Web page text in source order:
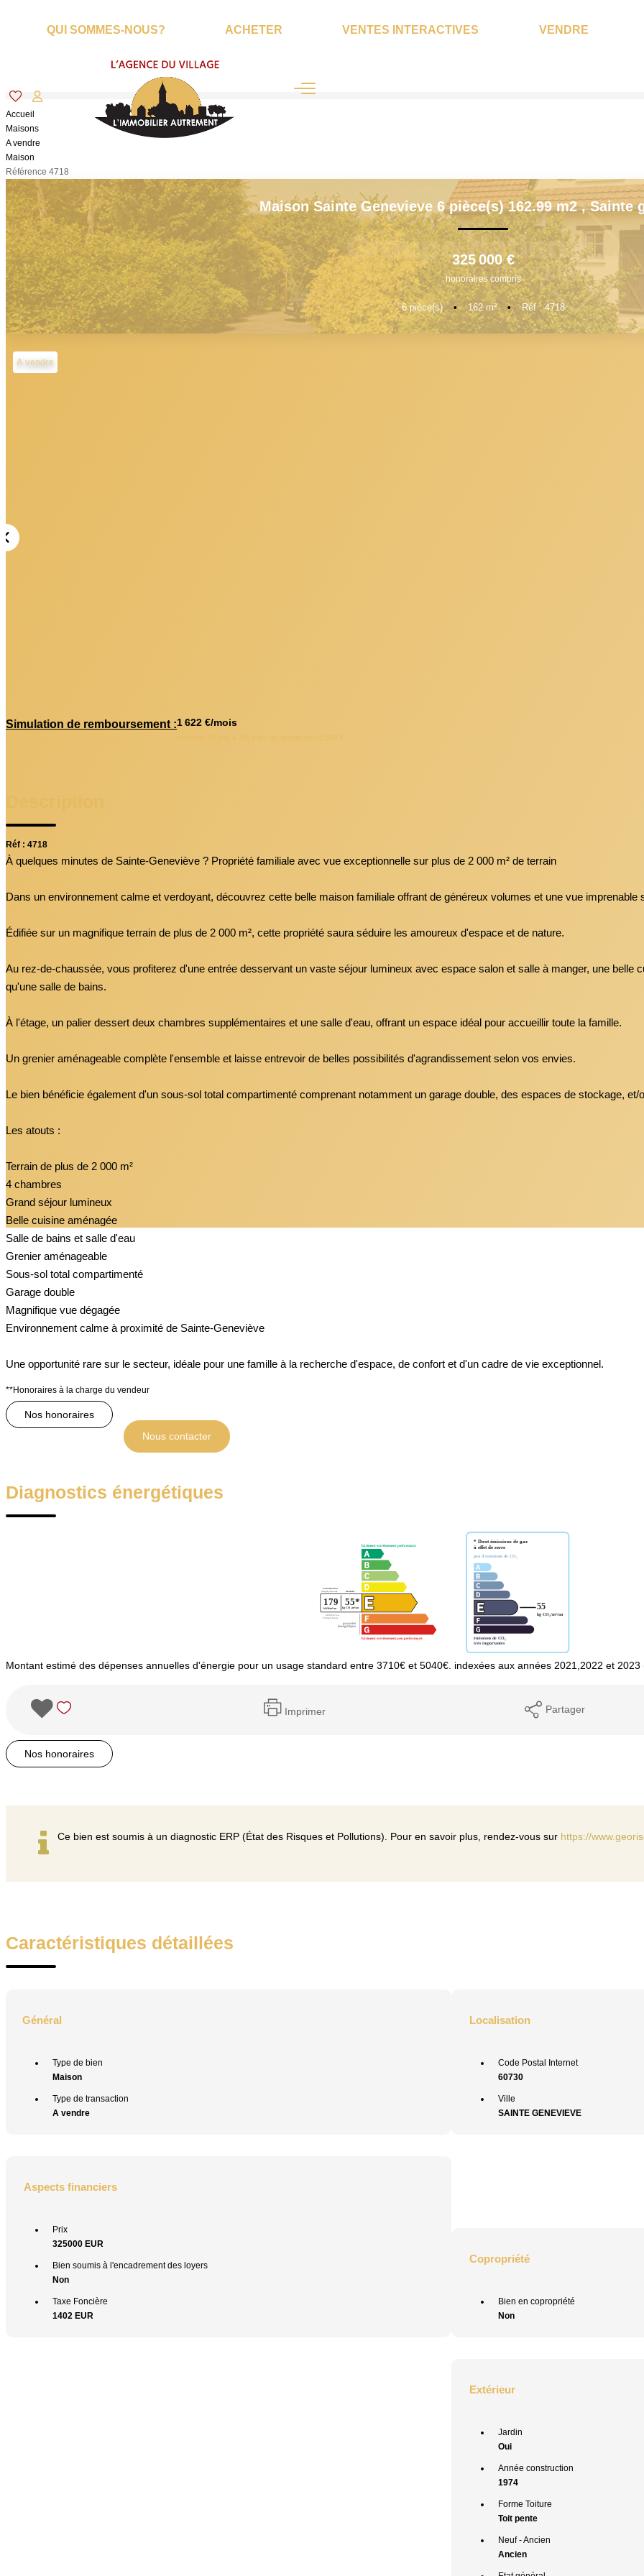
QUI SOMMES-NOUS? ACHETER VENTES INTERACTIVES VENDRE
Nous Rejoindre
Nos Partenaires
NOS ACTUALITÉS
ACHETER
Maisons Anciennes
Accueil
Maisons
A vendre
Maison
Référence 4718
Maison Sainte Genevieve 6 pièce(s) 162.99 m2,Sainte
325 000 €
honoraires compris
6pièce(s) • 162m² • Réf : 4718
A vendre
Simulation de remboursement :1 622 €/mois
pendant 20 ans à 3% avec un apport de 32 500 €
Réf : 4718
À quelques minutes de Sainte-Geneviève ? Propriété familiale avec vue exceptionnelle sur plus de 2 000 m² de terrain
Dans un environnement calme et verdoyant, découvrez cette belle maison familiale offrant de généreux volumes et une vue imprenable
Édifiée sur un magnifique terrain de plus de 2 000 m², cette propriété saura séduire les amoureux d'espace et de nature.
Au rez-de-chaussée, vous profiterez d'une entrée desservant un vaste séjour lumineux avec espace salon et salle à manger, une belle
qu'une salle de bains.
À l'étage, un palier dessert deux chambres supplémentaires et une salle d'eau, offrant un espace idéal pour accueillir toute la famille.
Un grenier aménageable complète l'ensemble et laisse entrevoir de belles possibilités d'agrandissement selon vos envies.
Le bien bénéficie également d'un sous-sol total compartimenté comprenant notamment un garage double, des espaces de stockage, et/
Les atouts :
Terrain de plus de 2 000 m²
4 chambres
Grand séjour lumineux
Belle cuisine aménagée
Salle de bains et salle d'eau
Grenier aménageable
Sous-sol total compartimenté
Garage double
Magnifique vue dégagée
Environnement calme à proximité de Sainte-Geneviève
Une opportunité rare sur le secteur, idéale pour une famille à la recherche d'espace, de confort et d'un cadre de vie exceptionnel.
**Honoraires à la charge du vendeur
Nos honoraires
Nous contacter
Diagnostics énergétiques
Montant estimé des dépenses annuelles d'énergie pour un usage standard entre 3710€ et 5040€. indexées aux années 2021,2022 et 2023
Imprimer Partager
Nos honoraires
Ce bien est soumis à un diagnostic ERP (État des Risques et Pollutions). Pour en savoir plus, rendez-vous sur https://
Caractéristiques détaillées
Général
Type de bien
Maison
Type de transaction
A vendre
Localisation
Code Postal Internet
60730
Ville
SAINTE GENEVIEVE
Aspects financiers
Prix
325000 EUR
Bien soumis à l'encadrement des loyers
Non
Taxe Foncière
1402 EUR
Copropriété
Bien en copropriété
Non
Extérieur
Jardin
Oui
Année construction
1974
Forme Toiture
Toit pente
Neuf - Ancien
Ancien